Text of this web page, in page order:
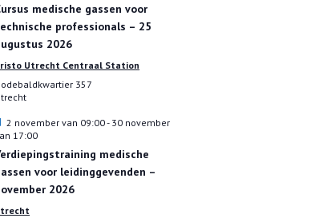
t
g
e
l
i
h
t
medische gassen voor
professionals – 25
2026
Utrecht Centraal Station
357
U
i
g
e
l
c
2 november van 09:00- 30 november
17:00
medische
voor leidinggevenden –
2026